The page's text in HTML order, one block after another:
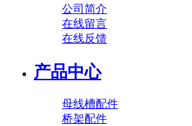
公司简介
在线留言
在线反馈
产品中心
母线槽配件
桥架配件